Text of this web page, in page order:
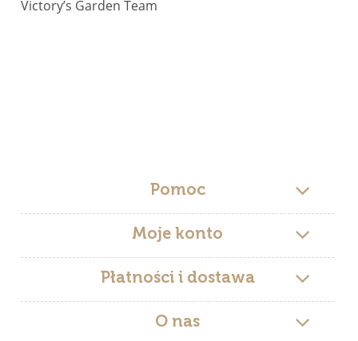
Victory’s Garden Team
Pomoc
Moje konto
Płatności i dostawa
O nas